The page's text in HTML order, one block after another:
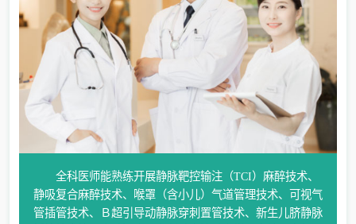
全科医师能熟练开展静脉靶控输注（TCI）麻醉技术、
静吸复合麻醉技术、喉罩（含小儿）气道管理技术、可视气
管插管技术、Ｂ超引导动静脉穿刺置管技术、新生儿脐静脉